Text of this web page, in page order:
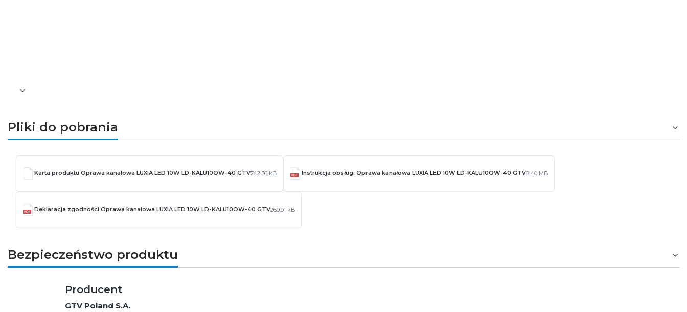
Pliki do pobrania
Karta produktu Oprawa kanałowa LUXIA LED 10W LD-KALU10OW-40 GTV742.36 kB Instrukcja obsługi Oprawa kanałowa LUXIA LED 10W LD-KALU10OW-40 GTV8.40 MB
Deklaracja zgodności Oprawa kanałowa LUXIA LED 10W LD-KALU10OW-40 GTV269.91 kB
Bezpieczeństwo produktu
Producent
GTV Poland S.A.